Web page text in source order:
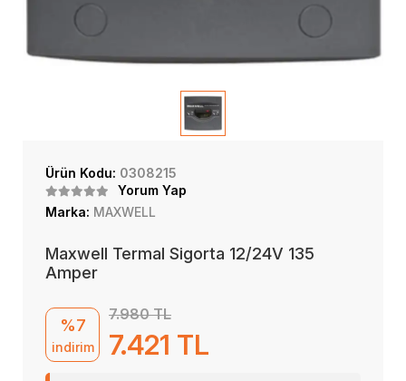
Ürün Kodu: 0308215
Yorum Yap
Marka: MAXWELL
Maxwell Termal Sigorta 12/24V 135
Amper
%7
indirim
7.980 TL
7.421 TL